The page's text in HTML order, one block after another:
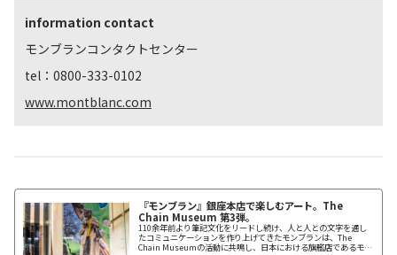
information contact
モンブランコンタクトセンター
tel：0800-333-0102
www.montblanc.com
『モンブラン』銀座本店で楽しむアート。The
Chain Museum 第3弾。
110余年前より筆記文化をリードし続け、人と人との文字を通し
たコミュニケーションを作り上げてきたモンブランは、The
Chain Museumの活動に共鳴し、日本における旗艦店であるモン